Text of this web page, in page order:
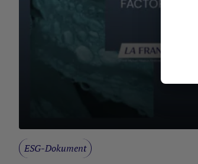
ESG-Dokument